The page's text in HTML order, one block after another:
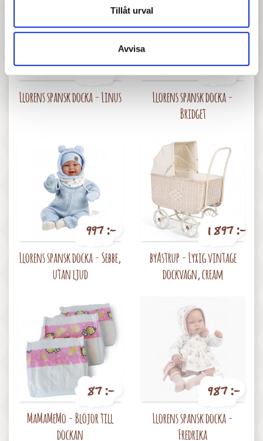
Tillåt urval
Avvisa
1 047 :-
Llorens spansk docka - Linus
677 :-
Llorens spansk docka -
Bridget
997 :-
Llorens spansk docka - Sebbe,
utan ljud
1 897 :-
byAstrup - Lyxig vintage
dockvagn, cream
87 :-
MaMaMeMo - Blöjor till
dockan
987 :-
Llorens spansk docka -
Fredrika